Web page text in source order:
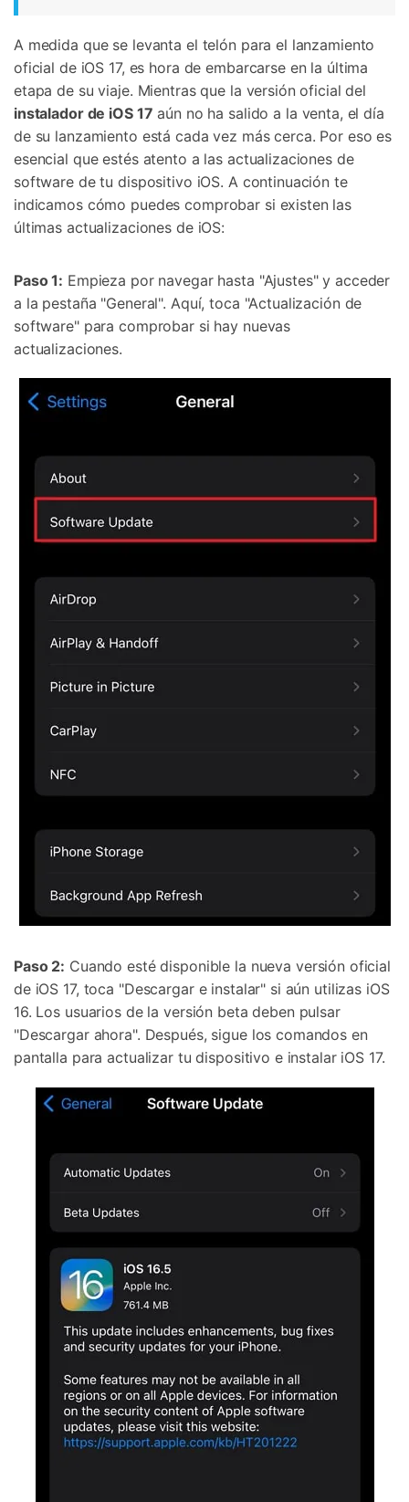
A medida que se levanta el telón para el lanzamiento
oficial de iOS 17, es hora de embarcarse en la última
etapa de su viaje. Mientras que la versión oficial del
instalador de iOS 17 aún no ha salido a la venta, el día
de su lanzamiento está cada vez más cerca. Por eso es
esencial que estés atento a las actualizaciones de
software de tu dispositivo iOS. A continuación te
indicamos cómo puedes comprobar si existen las
últimas actualizaciones de iOS:
Paso 1: Empieza por navegar hasta "Ajustes" y acceder
a la pestaña "General". Aquí, toca "Actualización de
software" para comprobar si hay nuevas
actualizaciones.
Paso 2: Cuando esté disponible la nueva versión oficial
de iOS 17, toca "Descargar e instalar" si aún utilizas iOS
16. Los usuarios de la versión beta deben pulsar
"Descargar ahora". Después, sigue los comandos en
pantalla para actualizar tu dispositivo e instalar iOS 17.